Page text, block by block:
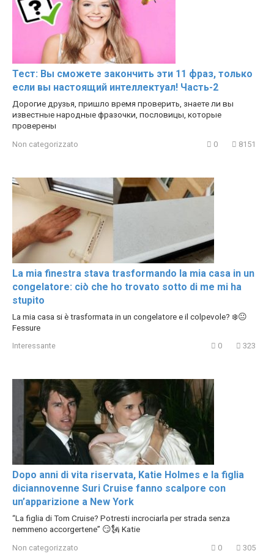
Тест: Вы сможете закончить эти 11 фраз, только
если вы настоящий интеллектуал! Часть-2
Дорогие друзья, пришло время проверить, знаете ли вы
известные народные фразочки, пословицы, которые
проверены
Non categorizzato 0 8151
La mia finestra stava trasformando la mia casa in un
congelatore: ciò che ho trovato sotto di me mi ha
stupito
La mia casa si è trasformata in un congelatore e il colpevole? ❄️😐
Fessure
Interessante 0 323
Dopo anni di vita riservata, Katie Holmes e la figlia
diciannovenne Suri Cruise fanno scalpore con
un’apparizione a New York
“La figlia di Tom Cruise? Potresti incrociarla per strada senza
nemmeno accorgertene” 😏🗽 Katie
Non categorizzato 0 305